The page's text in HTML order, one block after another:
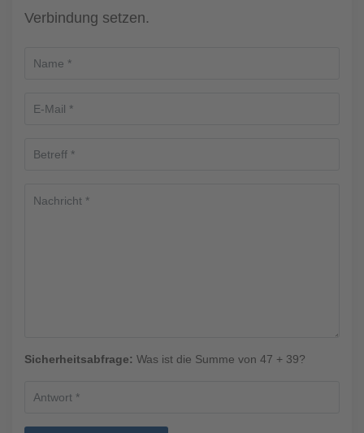
Verbindung setzen.
Sicherheitsabfrage: Was ist die Summe von 47 + 39?